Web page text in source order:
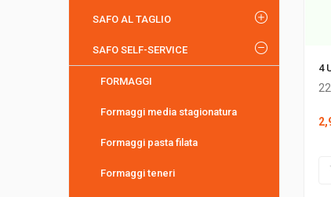
4
SAFO AL TAGLIO
SAFO SELF-SERVICE
FORMAGGI
Formaggi media stagionatura
Formaggi pasta filata
Formaggi teneri